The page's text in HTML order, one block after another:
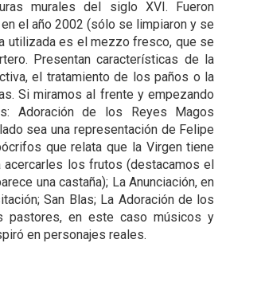
murales del siglo XVI. Fueron
el año 2002 (sólo se limpiaron y se
utilizada es el mezzo fresco, que se
Presentan características de la
el tratamiento de los paños o la
Si miramos al frente y empezando
Adoración de los Reyes Magos
sea una representación de Felipe
que relata que la Virgen tiene
acercarles los frutos (destacamos el
una castaña); La Anunciación, en
San Blas; La Adoración de los
pastores, en este caso músicos y
en personajes reales.